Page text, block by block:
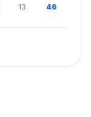
13 46